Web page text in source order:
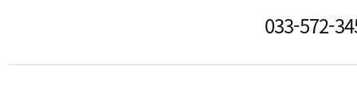
033-572-